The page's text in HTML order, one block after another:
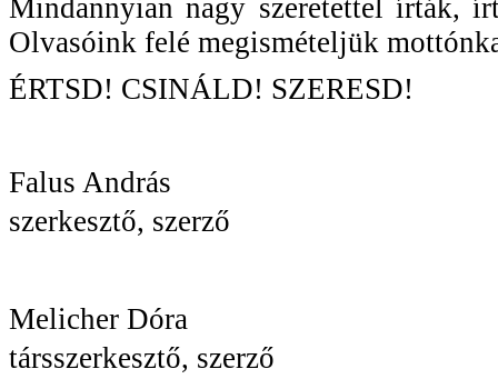
Mindannyian nagy szeretettel írták,
Olvasóink felé megismételjük
ÉRTSD! CSINÁLD! SZERESD!
Falus András
szerkesztő, szerző
Melicher Dóra
társszerkesztő, szerző